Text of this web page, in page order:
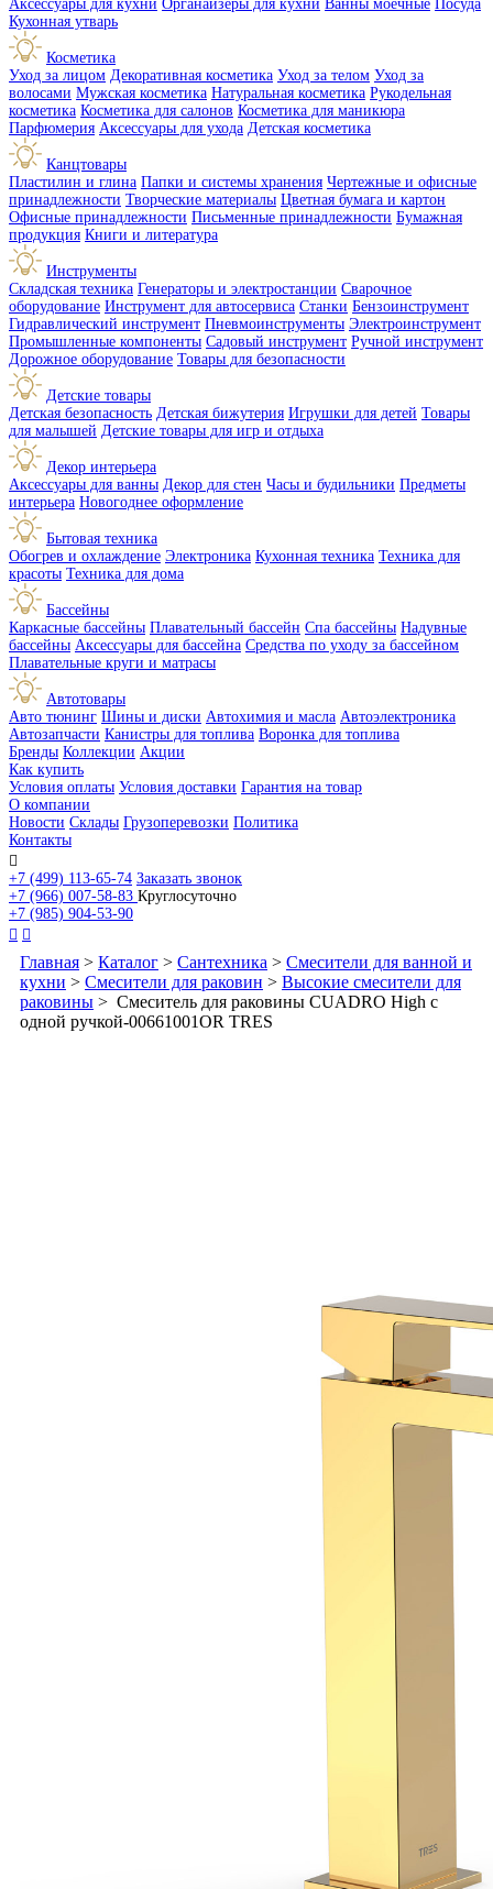
Аксессуары для кухни Органайзеры для кухни Ванны моечные Посуда
Кухонная утварь
Косметика
Уход за лицом Декоративная косметика Уход за телом Уход за
волосами Мужская косметика Натуральная косметика Рукодельная
косметика Косметика для салонов Косметика для маникюра
Парфюмерия Аксессуары для ухода Детская косметика
Канцтовары
Пластилин и глина Папки и системы хранения Чертежные и офисные
принадлежности Творческие материалы Цветная бумага и картон
Офисные принадлежности Письменные принадлежности Бумажная
продукция Книги и литература
Инструменты
Складская техника Генераторы и электростанции Сварочное
оборудование Инструмент для автосервиса Станки Бензоинструмент
Гидравлический инструмент Пневмоинструменты Электроинструмент
Промышленные компоненты Садовый инструмент Ручной инструмент
Дорожное оборудование Товары для безопасности
Детские товары
Детская безопасность Детская бижутерия Игрушки для детей Товары
для малышей Детские товары для игр и отдыха
Декор интерьера
Аксессуары для ванны Декор для стен Часы и будильники Предметы
интерьера Новогоднее оформление
Бытовая техника
Обогрев и охлаждение Электроника Кухонная техника Техника для
красоты Техника для дома
Бассейны
Каркасные бассейны Плавательный бассейн Спа бассейны Надувные
бассейны Аксессуары для бассейна Средства по уходу за бассейном
Плавательные круги и матрасы
Автотовары
Авто тюнинг Шины и диски Автохимия и масла Автоэлектроника
Автозапчасти Канистры для топлива Воронка для топлива
Бренды Коллекции Акции
Как купить
Условия оплаты Условия доставки Гарантия на товар
О компании
Новости Склады Грузоперевозки Политика
Контакты

+7 (499) 113-65-74 Заказать звонок
+7 (966) 007-58-83 Круглосуточно
+7 (985) 904-53-90
 
Главная > Каталог > Сантехника > Смесители для ванной и
кухни > Смесители для раковин > Высокие смесители для
раковины > Смеситель для раковины CUADRO High с
одной ручкой-00661001OR TRES